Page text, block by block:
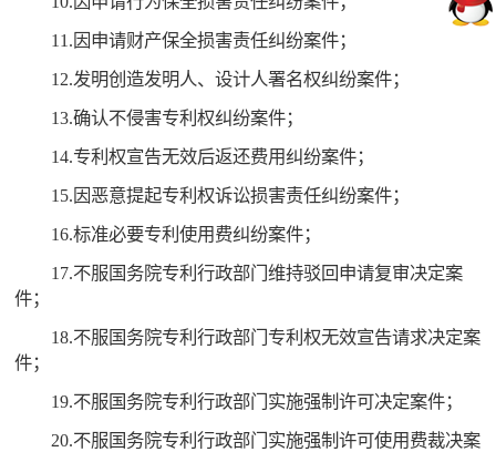
11.因申请财产保全损害责任纠纷案件；
12.发明创造发明人、设计人署名权纠纷案件；
13.确认不侵害专利权纠纷案件；
14.专利权宣告无效后返还费用纠纷案件；
15.因恶意提起专利权诉讼损害责任纠纷案件；
16.标准必要专利使用费纠纷案件；
17.不服国务院专利行政部门维持驳回申请复审决定案
件；
18.不服国务院专利行政部门专利权无效宣告请求决定案
件；
19.不服国务院专利行政部门实施强制许可决定案件；
20.不服国务院专利行政部门实施强制许可使用费裁决案